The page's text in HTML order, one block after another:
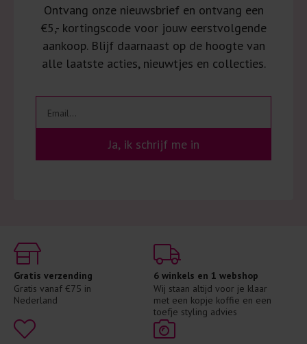
Ontvang onze nieuwsbrief en ontvang een
€5,- kortingscode voor jouw eerstvolgende
aankoop. Blijf daarnaast op de hoogte van
alle laatste acties, nieuwtjes en collecties.
Ja, ik schrijf me in
Gratis verzending
Gratis vanaf €75 in
Nederland
6 winkels en 1 webshop
Wij staan altijd voor je klaar
met een kopje koffie en een
toefje styling advies